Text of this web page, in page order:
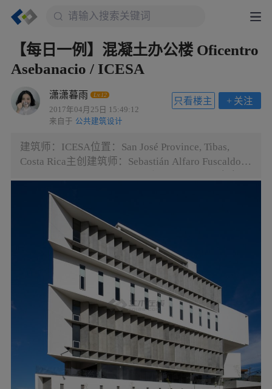
【每日一例】混凝土办公楼 Oficentro
Asebanacio / ICESA
潇潇暮雨 Lv.12
2017年04月25日 15:49:12
来自于 公共建筑设计
+ 关注
只看楼主
建筑师：ICESA位置：San José Province, Tibas,
Costa Rica主创建筑师：Sebastián Alfaro Fuscaldo,
目年份：2017由于哥斯达黎加国家银行员工的不断
扩充，团结协会需要一个新的总部。他们设想不仅
需要一栋建筑，而且要建立一个公共的屋顶空间来
容纳具有共同价值观和协同效应的机构。